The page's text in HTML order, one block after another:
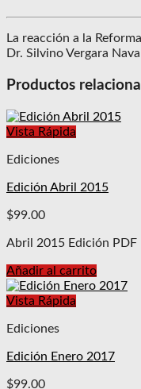
La reacción a la
Dr. Silvino Vergara Nava
Productos
Vista Rápida
Ediciones
Edición Abril 2015
$99.00
Abril 2015 Edición PDF
Añadir al carrito
Vista Rápida
Ediciones
Edición Enero 2017
$99.00